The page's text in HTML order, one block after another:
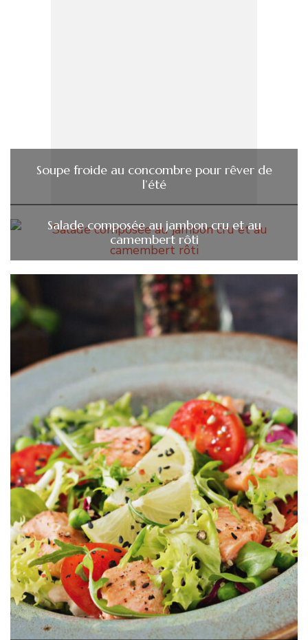
Soupe froide au concombre pour rêver de
l’été
Salade composée au jambon cru et au
camembert rôti